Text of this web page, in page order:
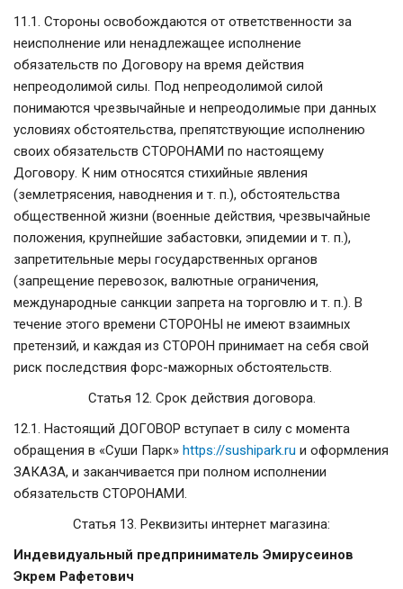
11.1. Стороны освобождаются от ответственности за
неисполнение или ненадлежащее исполнение
обязательств по Договору на время действия
непреодолимой силы. Под непреодолимой силой
понимаются чрезвычайные и непреодолимые при данных
условиях обстоятельства, препятствующие исполнению
своих обязательств СТОРОНАМИ по настоящему
Договору. К ним относятся стихийные явления
(землетрясения, наводнения и т. п.), обстоятельства
общественной жизни (военные действия, чрезвычайные
положения, крупнейшие забастовки, эпидемии и т. п.),
запретительные меры государственных органов
(запрещение перевозок, валютные ограничения,
международные санкции запрета на торговлю и т. п.). В
течение этого времени СТОРОНЫ не имеют взаимных
претензий, и каждая из СТОРОН принимает на себя свой
риск последствия форс-мажорных обстоятельств.
Статья 12. Срок действия договора.
12.1. Настоящий ДОГОВОР вступает в силу с момента
обращения в «Суши Парк» https://sushipark.ru и оформления
ЗАКАЗА, и заканчивается при полном исполнении
обязательств СТОРОНАМИ.
Статья 13. Реквизиты интернет магазина:
Индевидуальный предприниматель Эмирусеинов
Экрем Рафетович